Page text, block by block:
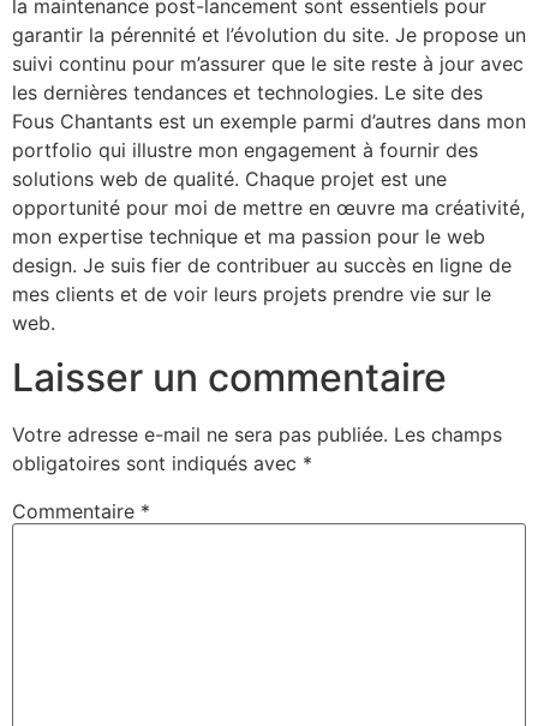
la maintenance post-lancement sont essentiels pour
garantir la pérennité et l’évolution du site. Je propose un
suivi continu pour m’assurer que le site reste à jour avec
les dernières tendances et technologies. Le site des
Fous Chantants est un exemple parmi d’autres dans mon
portfolio qui illustre mon engagement à fournir des
solutions web de qualité. Chaque projet est une
opportunité pour moi de mettre en œuvre ma créativité,
mon expertise technique et ma passion pour le web
design. Je suis fier de contribuer au succès en ligne de
mes clients et de voir leurs projets prendre vie sur le
web.
Laisser un commentaire
Votre adresse e-mail ne sera pas publiée. Les champs
obligatoires sont indiqués avec *
Commentaire *